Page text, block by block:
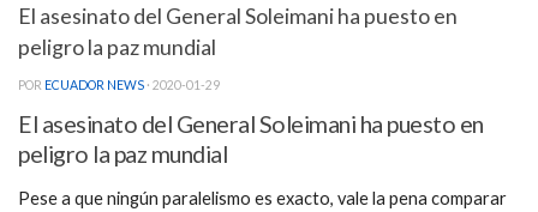
El asesinato del General Soleimani ha puesto en
peligro la paz mundial
POR ECUADOR NEWS · 2020-01-29
El asesinato del General Soleimani ha puesto en
peligro la paz mundial
Pese a que ningún paralelismo es exacto, vale la pena comparar